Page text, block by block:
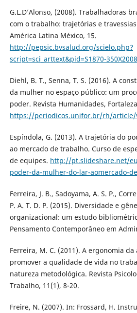
G.L.D’Alonso, (2008). Trabalhadoras
com o trabalho: trajetórias e
América Latina México, 15.
http://pepsic.bvsalud.org/scielo.php?
script=sci_arttext&pid=S1870-
Diehl, B. T., Senna, T. S. (2016). A
da mulher no espaço público: um
poder. Revista Humanidades,
https://periodicos.unifor.br/rh/article/
Espíndola, G. (2013). A trajetória do
ao mercado de trabalho. Curso de
de equipes. http://pt.slideshare.net/
poder-da-mulher-do-lar-aomercado-
Ferreira, J. B., Sadoyama, A. S. P.,
P. A. T. D. P. (2015). Diversidade e
organizacional: um estudo
Pensamento Contemporâneo em
Ferreira, M. C. (2011). A ergonomia
promover a qualidade de vida no
natureza metodológica. Revista
Trabalho, 11(1), 8-20.
Freire, N. (2007). In: Frossard, H.